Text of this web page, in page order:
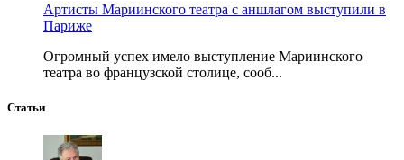
Артисты Мариинского театра с аншлагом выступили в
Париже
Огромный успех имело выступление Мариинского
театра во французской столице, сооб...
Статьи